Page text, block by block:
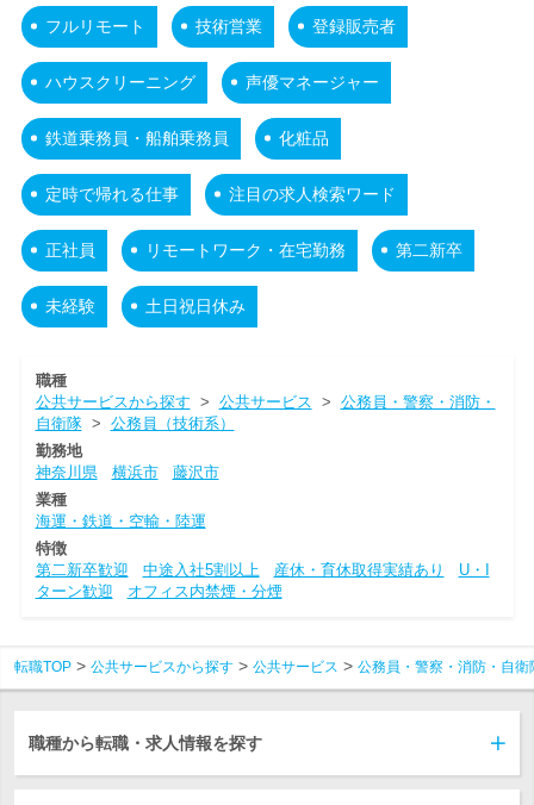
フルリモート 技術営業 登録販売者
ハウスクリーニング 声優マネージャー
鉄道乗務員・船舶乗務員 化粧品
定時で帰れる仕事 注目の求人検索ワード
正社員 リモートワーク・在宅勤務 第二新卒
未経験 土日祝日休み
職種
公共サービスから探す > 公共サービス > 公務員・警察・消防・
自衛隊> 公務員（技術系）
勤務地
神奈川県
横浜市
藤沢市
業種
海運・鉄道・空輸・陸運
特徴
第二新卒歓迎
中途入社5割以上 産休・育休取得実績あり
U・I
ターン歓迎
オフィス内禁煙・分煙
転職TOP 公共サービスから探す 公共サービス 公務員・警察・消防・自衛
職種から転職・求人情報を探す